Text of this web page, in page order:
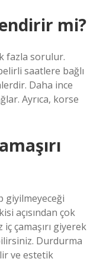
mi?
fazla sorulur.
saatlere bağlı
Daha ince
Ayrıca, korse
giyilmeyeceği
açısından çok
çamaşırı giyerek
Durdurma
ve estetik